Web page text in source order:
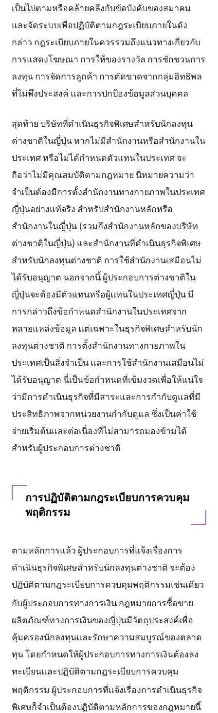
เป็นไปตามหรือคล้ายคลึงกับข้อบังคับของสมาคม
และจัดระบบเพื่อปฏิบัติตามกฎระเบียบภายในดัง
กล่าว กฎระเบียบภายในควรรวมถึงแนวทางเกี่ยวกับ
การแสดงโฆษณา การให้ของรางวัล การชักชวนการ
ลงทุน การจัดการลูกค้า การตัดขาดจากกลุ่มอิทธิพล
ที่ไม่พึงประสงค์ และการปกป้องข้อมูลส่วนบุคคล
สุดท้าย บริษัทที่ดำเนินธุรกิจพิเศษสำหรับนักลงทุน
ต่างชาติในญี่ปุ่น หากไม่มีสำนักงานหรือสำนักงานใน
ประเทศ หรือไม่ได้กำหนดตัวแทนในประเทศ จะ
ถือว่าไม่มีคุณสมบัติตามกฎหมาย นี่หมายความว่า
จำเป็นต้องมีการตั้งสำนักงานทางกายภาพในประเทศ
ญี่ปุ่นอย่างแท้จริง สำหรับสำนักงานหลักหรือ
สำนักงานในญี่ปุ่น (รวมถึงสำนักงานหลักของบริษัท
ต่างชาติในญี่ปุ่น) และสำนักงานที่ดำเนินธุรกิจพิเศษ
สำหรับนักลงทุนต่างชาติ การใช้สำนักงานเสมือนไม่
ได้รับอนุญาต นอกจากนี้ ผู้ประกอบการต่างชาติใน
ญี่ปุ่นจะต้องมีตัวแทนหรือผู้แทนในประเทศญี่ปุ่น มี
การกล่าวถึงข้อกำหนดสำนักงานในประเทศจาก
หลายแหล่งข้อมูล แต่เฉพาะในธุรกิจพิเศษสำหรับนัก
ลงทุนต่างชาติ การตั้งสำนักงานทางกายภาพใน
ประเทศเป็นสิ่งจำเป็น และการใช้สำนักงานเสมือนไม่
ได้รับอนุญาต นี่เป็นข้อกำหนดที่เข้มงวดเพื่อให้แน่ใจ
ว่ามีการดำเนินธุรกิจที่มีสาระและการกำกับดูแลที่มี
ประสิทธิภาพจากหน่วยงานกำกับดูแล ซึ่งเป็นค่าใช้
จ่ายเริ่มต้นและต่อเนื่องที่ไม่สามารถมองข้ามได้
สำหรับผู้ประกอบการต่างชาติ
การปฏิบัติตามกฎระเบียบการควบคุม
พฤติกรรม
ตามหลักการแล้ว ผู้ประกอบการที่แจ้งเรื่องการ
ดำเนินธุรกิจพิเศษสำหรับนักลงทุนต่างชาติ จะต้อง
ปฏิบัติตามกฎระเบียบการควบคุมพฤติกรรมเช่นเดียว
กับผู้ประกอบการทางการเงินกฎหมายการซื้อขาย
ผลิตภัณฑ์ทางการเงินของญี่ปุ่นมีวัตถุประสงค์เพื่อ
คุ้มครองนักลงทุนและรักษาความสมบูรณ์ของตลาด
ทุน โดยกำหนดให้ผู้ประกอบการทางการเงินต้องลง
ทะเบียนและปฏิบัติตามกฎระเบียบการควบคุม
พฤติกรรม ผู้ประกอบการที่แจ้งเรื่องการดำเนินธุรกิจ
พิเศษก็จำเป็นต้องปฏิบัติตามหลักการของกฎหมายนี้